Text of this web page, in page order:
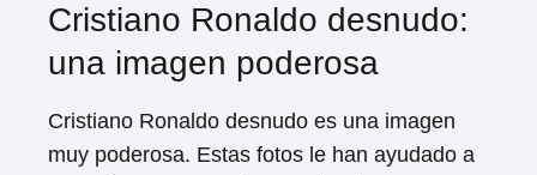
Cristiano Ronaldo desnudo:
una imagen poderosa
Cristiano Ronaldo desnudo es una imagen
muy poderosa. Estas fotos le han ayudado a